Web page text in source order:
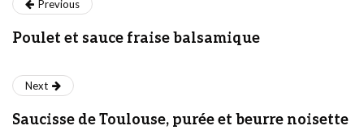
Previous
Poulet et sauce fraise balsamique
Next
Saucisse de Toulouse, purée et beurre noisette